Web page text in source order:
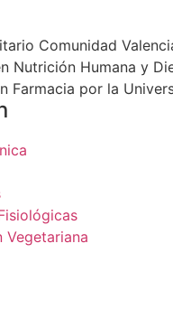
Comunidad
Nutrición Humana y
Farmacia por la
Vegetariana